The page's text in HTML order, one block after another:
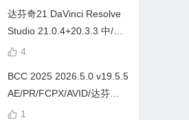
达芬奇21 DaVinci Resolve
Studio 21.0.4+20.3.3 中/英
文 Win/Mac
4
BCC 2025 2026.5.0 v19.5.5
AE/PR/FCPX/AVID/达芬奇
视频特效插件Continuum Wi
1